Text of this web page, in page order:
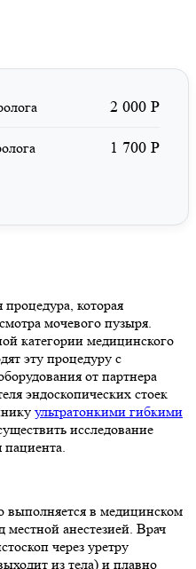
2 000 Р
1 700 Р
которая
мочевого пузыря.
категории медицинского
эту процедуру с
от партнера
эндоскопических стоек
ультратонкими гибкими
исследование
пациента.
выполняется в медицинском
анестезией. Врач
через уретру
из тела) и плавно